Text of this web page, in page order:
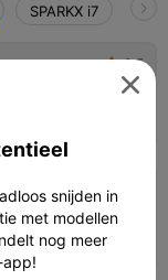
SPARKX i7
vulling
 3.5
vulling


snijden in
met modellen
nog meer
app!